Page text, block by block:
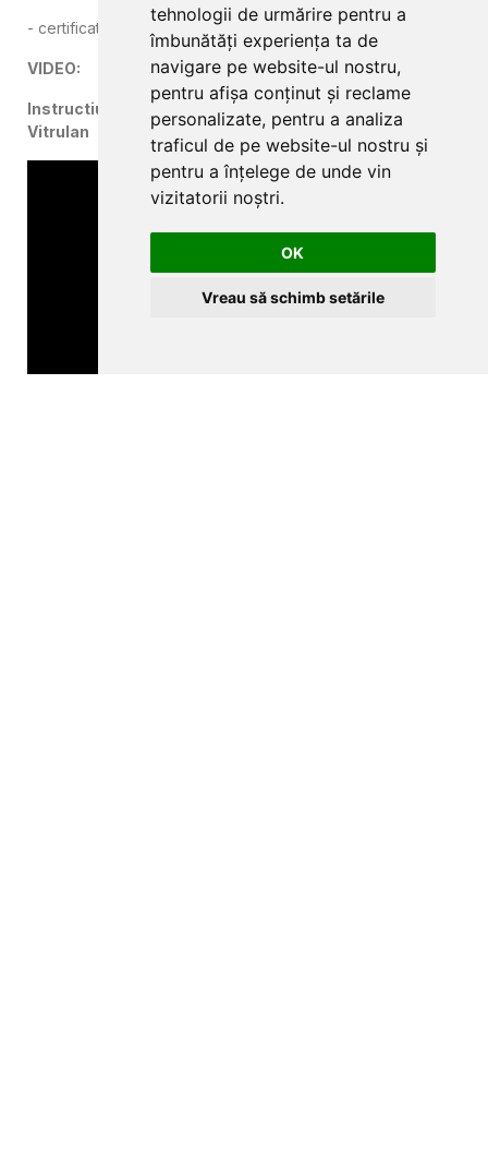
tehnologii de urmărire pentru a
îmbunătăți experiența ta de
navigare pe website-ul nostru,
pentru afișa conținut și reclame
personalizate, pentru a analiza
traficul de pe website-ul nostru și
pentru a înțelege de unde vin
vizitatorii noștri.
OK
Vreau să schimb setările
- certificat Oeko-Tex clasa 1
VIDEO:
Instructiuni de montaj al tapetului din fibra de sticla
Vitrulan